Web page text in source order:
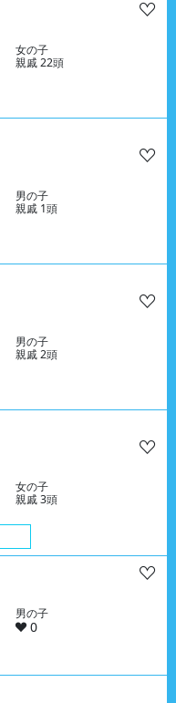
女の子
親戚 22頭
男の子
親戚 1頭
男の子
親戚 2頭
女の子
親戚 3頭
男の子
0